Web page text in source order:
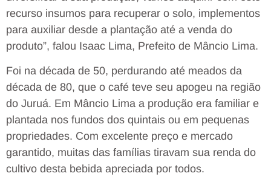
recurso insumos para recuperar o solo, implementos
para auxiliar desde a plantação até a venda do
produto”, falou Isaac Lima, Prefeito de Mâncio Lima.
Foi na década de 50, perdurando até meados da
década de 80, que o café teve seu apogeu na região
do Juruá. Em Mâncio Lima a produção era familiar e
plantada nos fundos dos quintais ou em pequenas
propriedades. Com excelente preço e mercado
garantido, muitas das famílias tiravam sua renda do
cultivo desta bebida apreciada por todos.